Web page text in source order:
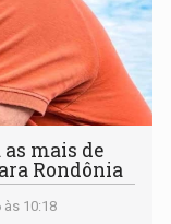
as mais de
Rondônia
10:18